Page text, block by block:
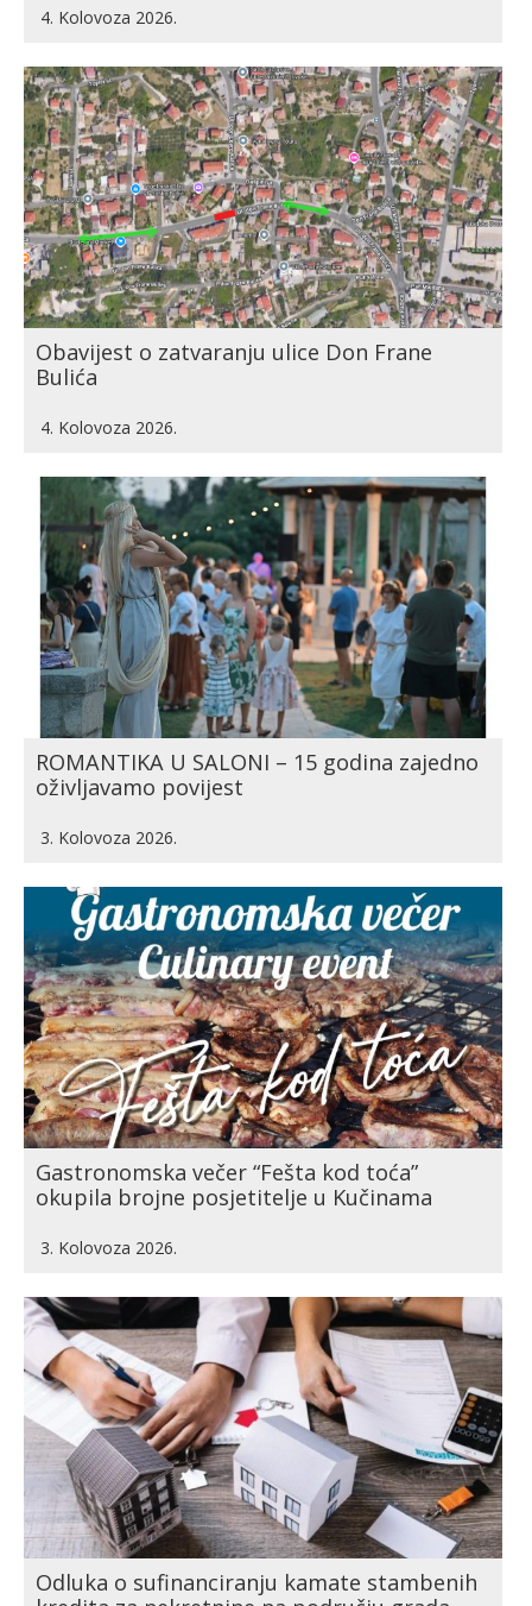
4. Kolovoza 2026.
Obavijest o zatvaranju ulice Don Frane
Bulića
4. Kolovoza 2026.
ROMANTIKA U SALONI – 15 godina zajedno
oživljavamo povijest
3. Kolovoza 2026.
Gastronomska večer “Fešta kod toća”
okupila brojne posjetitelje u Kučinama
3. Kolovoza 2026.
Odluka o sufinanciranju kamate stambenih